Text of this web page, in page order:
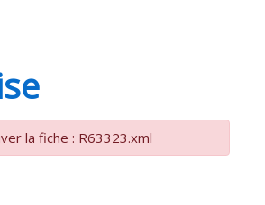
la fiche : R63323.xml